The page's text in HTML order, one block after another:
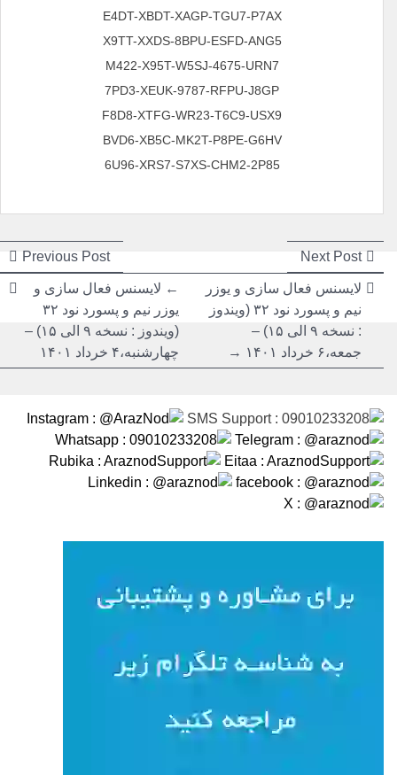
E4DT-XBDT-XAGP-TGU7-P7AX
X9TT-XXDS-8BPU-ESFD-ANG5
M422-X95T-W5SJ-4675-URN7
7PD3-XEUK-9787-RFPU-J8GP
F8D8-XTFG-WR23-T6C9-USX9
BVD6-XB5C-MK2T-P8PE-G6HV
6U96-XRS7-S7XS-CHM2-2P85
راهبری
نوشته
Previous Post Next Post
post:
راهبری
نوشته
← لایسنس فعال سازی و
یوزر نیم و پسورد نود ۳۲
(ویندوز : نسخه ۹ الی ۱۵) –
چهارشنبه،۴ خرداد ۱۴۰۱
لایسنس فعال سازی و یوزر
نیم و پسورد نود ۳۲ (ویندوز
: نسخه ۹ الی ۱۵) –
جمعه،۶ خرداد ۱۴۰۱ →